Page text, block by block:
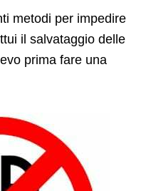
metodi per impedire
il salvataggio delle
prima fare una